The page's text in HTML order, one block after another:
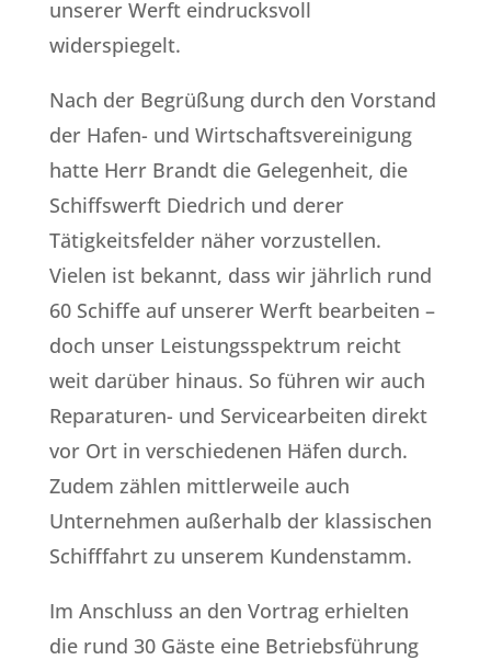
unserer Werft eindrucksvoll
widerspiegelt.
Nach der Begrüßung durch den Vorstand
der Hafen- und Wirtschaftsvereinigung
hatte Herr Brandt die Gelegenheit, die
Schiffswerft Diedrich und derer
Tätigkeitsfelder näher vorzustellen.
Vielen ist bekannt, dass wir jährlich rund
60 Schiffe auf unserer Werft bearbeiten –
doch unser Leistungsspektrum reicht
weit darüber hinaus. So führen wir auch
Reparaturen- und Servicearbeiten direkt
vor Ort in verschiedenen Häfen durch.
Zudem zählen mittlerweile auch
Unternehmen außerhalb der klassischen
Schifffahrt zu unserem Kundenstamm.
Im Anschluss an den Vortrag erhielten
die rund 30 Gäste eine Betriebsführung